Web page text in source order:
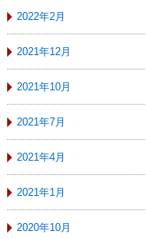
2022年2月
2021年12月
2021年10月
2021年7月
2021年4月
2021年1月
2020年10月